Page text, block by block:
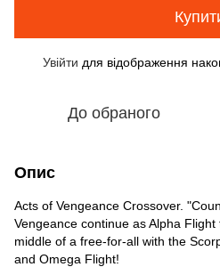
Увійти для відображення
До обраного
Опис
Acts of Vengeance Crossover.
Vengeance continue as Alpha
middle of a free-for-all with the
and Omega Flight!